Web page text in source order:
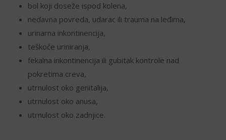
bol koji doseže ispod kolena,
nedavna povreda, udarac ili trauma na leđima,
urinarna inkontinencija,
teškoće uriniranja,
fekalna inkontinencija ili gubitak kontrole nad
pokretima creva,
utrnulost oko genitalija,
utrnulost oko anusa,
utrnulost oko zadnjice.